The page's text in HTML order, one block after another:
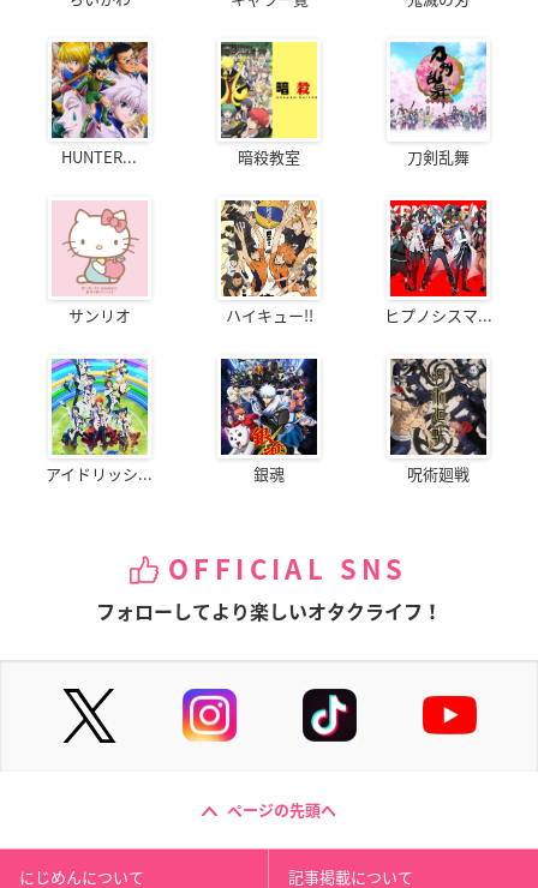
HUNTER... 暗殺教室 刀剣乱舞
サンリオ ハイキュー!! ヒプノシスマ...
アイドリッシ... 銀魂 呪術廻戦
OFFICIAL SNS
フォローしてより楽しいオタクライフ！
ページの先頭へ
にじめんについて 記事掲載について